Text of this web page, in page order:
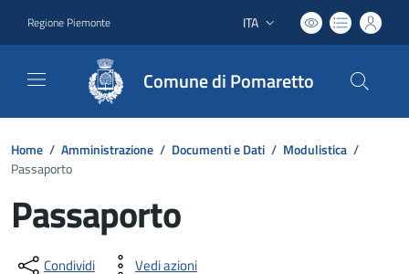
Regione Piemonte Lingua attiva:
ITA
Comune di Pomaretto
Home / Amministrazione / Documenti e Dati / Modulistica /
Passaporto
Passaporto
Dettagli del documento
Condividi Vedi azioni